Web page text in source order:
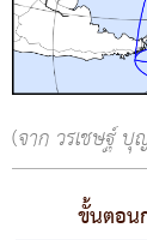
(จาก วรเชษฐ์
ขั้นตอน